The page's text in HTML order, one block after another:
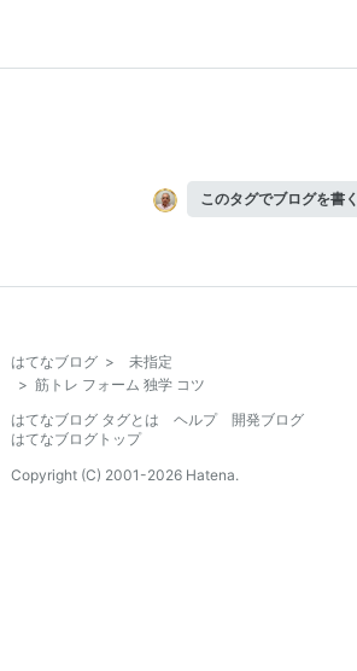
このタグでブログを書く
はてなブログ >
未指定
> 筋トレ フォーム 独学 コツ
はてなブログ タグとは
ヘルプ
開発ブログ
はてなブログトップ
Copyright (C) 2001-2026 Hatena.